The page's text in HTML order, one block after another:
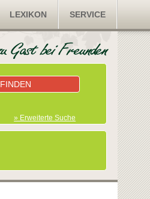
LEXIKON SERVICE
FINDEN
» Erweiterte Suche